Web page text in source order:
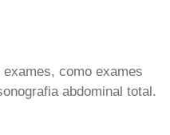
como exames
abdominal total.